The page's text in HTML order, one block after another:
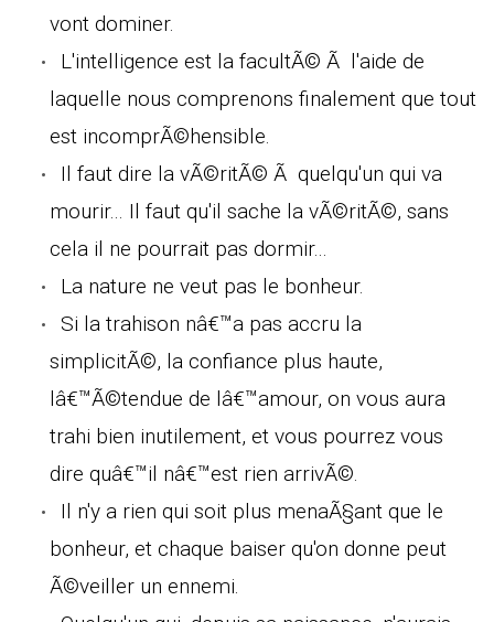
vont dominer.
L'intelligence est la facultÃ© Ã l'aide de
laquelle nous comprenons finalement que tout
est incomprÃ©hensible.
Il faut dire la vÃ©ritÃ© Ã quelqu'un qui va
mourir... Il faut qu'il sache la vÃ©ritÃ©, sans
cela il ne pourrait pas dormir...
La nature ne veut pas le bonheur.
Si la trahison nâ€™a pas accru la
simplicitÃ©, la confiance plus haute,
lâ€™Ã©tendue de lâ€™amour, on vous aura
trahi bien inutilement, et vous pourrez vous
dire quâ€™il nâ€™est rien arrivÃ©.
Il n'y a rien qui soit plus menaÃ§ant que le
bonheur, et chaque baiser qu'on donne peut
Ã©veiller un ennemi.